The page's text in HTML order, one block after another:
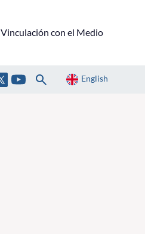
Vinculación con el Medio
English